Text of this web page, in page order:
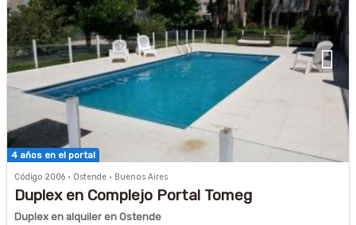
4 años en el portal
Código 2006 · Ostende · Buenos Aires
Duplex en Complejo Portal Tomeg
Duplex en alquiler en Ostende